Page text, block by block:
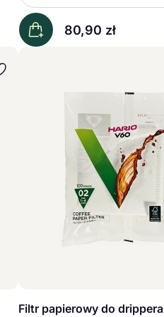
80,90 zł
Filtr papierowy do drippera